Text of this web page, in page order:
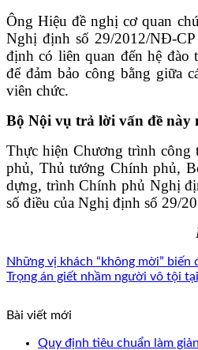
Ông Hiệu đề nghị cơ quan
Nghị định số 29/2012/NĐ-
định có liên quan đến hệ đào
để đảm bảo công bằng giữa
viên chức.
Bộ Nội vụ trả lời vấn đề này
Thực hiện Chương trình công
phủ, Thủ tướng Chính phủ,
dựng, trình Chính phủ Nghị
số điều của Nghị định số 29/
Những vị khách “không mời” biến
Trọng án giết nhầm người vô tội
Bài viết mới
Quy định tiêu chuẩn làm